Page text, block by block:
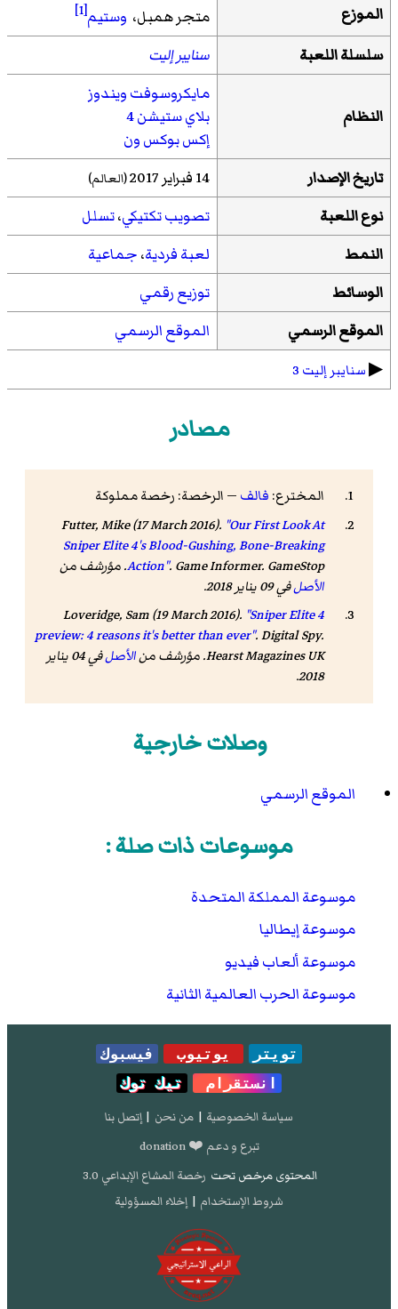
الموزع
متجر همبل، وستيم[1]
سلسلة اللعبة سنايبر إليت
النظام
مايكروسوفت ويندوز
بلاي ستيشن 4
إكس بوكس ون
تاریخ الإصدار
14 فبراير 2017 (العالم)
نوع اللعبة تصويب تكتيكي،تسلل
النمط
لعبة فردية،جماعية
الوسائط
توزيع رقمي
الموقع الرسمي
الموقع الرسمي
▶︎سنايبر إليت 3
مصادر
المخترع: فالف — الرخصة: رخصة مملوكة
Futter, Mike (17 March 2016). "Our First Look At
Sniper Elite 4's Blood-Gushing, Bone-Breaking
Action". Game Informer. GameStop. مؤرشف من
الأصلفي 09 يناير 2018
.
Loveridge, Sam (19 March 2016). "Sniper Elite 4
preview: 4 reasons it's better than ever".Digital Spy.
Hearst Magazines UK. مؤرشف من
الأصل
في 04 يناير
2018
.
وصلات خارجية
الموقع الرسمي
موسوعات ذات صلة :
موسوعة المملكة المتحدة
موسوعة إيطاليا
موسوعة ألعاب فيديو
موسوعة الحرب العالمية الثانية
تويتر يوتيوب
فيسبوك
انستقرام
تيك توك
سياسة الخصوصية | من نحن | إتصل بنا
تبرع و دعم ❤️ donation
المحتوى مرخص تحت رخصة المشاع الإبداعي 3.0
شروط الإستخدام | إخلاء المسؤولية